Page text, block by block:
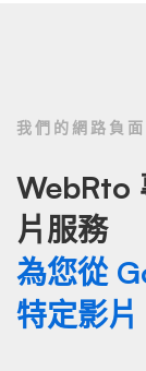
我們的網路負
WebRto
片服務
為您從
特定影片